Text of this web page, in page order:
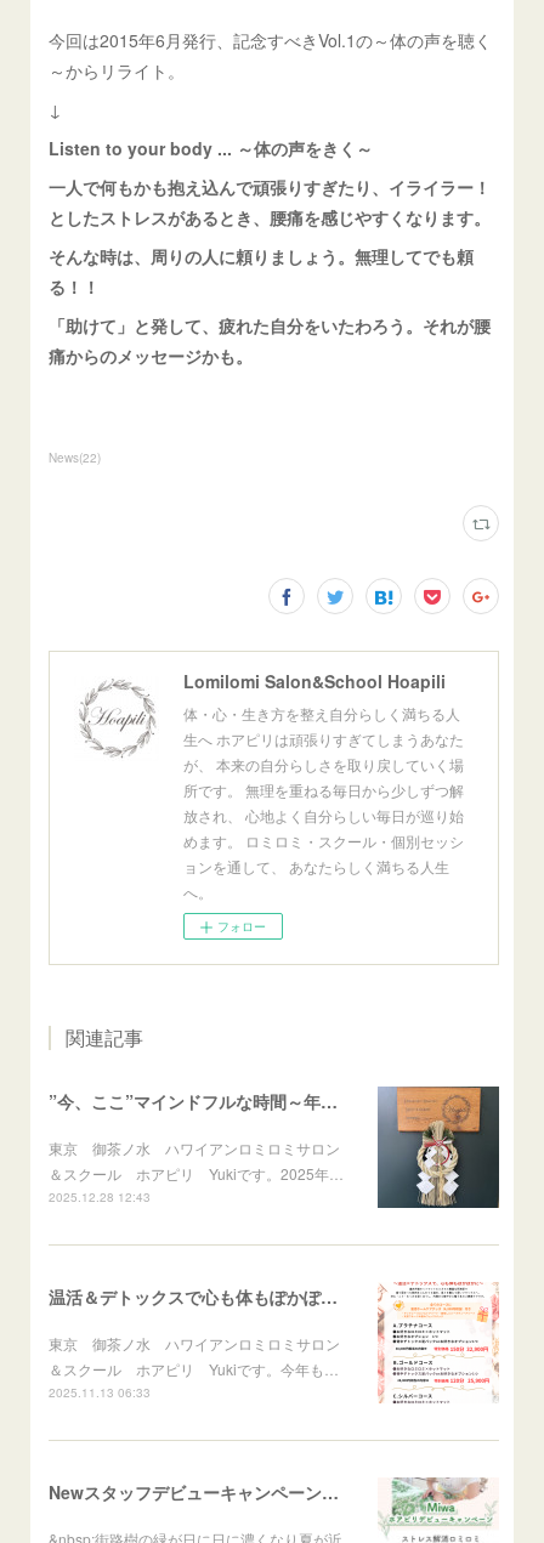
今回は2015年6月発行、記念すべきVol.1の～体の声を聴く
～からリライト。
↓
Listen to your body ... ～体の声をきく～
一人で何もかも抱え込んで頑張りすぎたり、イライラー！
としたストレスがあるとき、腰痛を感じやすくなります。
そんな時は、周りの人に頼りましょう。無理してでも頼
る！！
「助けて」と発して、疲れた自分をいたわろう。それが腰
痛からのメッセージかも。
News(22)
Lomilomi Salon&School Hoapili
体・心・生き方を整え自分らしく満ちる人
生へ ホアピリは頑張りすぎてしまうあなた
が、 本来の自分らしさを取り戻していく場
所です。 無理を重ねる毎日から少しずつ解
放され、 心地よく自分らしい毎日が巡り始
めます。 ロミロミ・スクール・個別セッシ
ョンを通して、 あなたらしく満ちる人生
へ。
フォロー
関連記事
”今、ここ”マインドフルな時間～年末のご挨拶～
東京 御茶ノ水 ハワイアンロミロミサロン
＆スクール ホアピリ Yukiです。2025年…
2025.12.28 12:43
温活＆デトックスで心も体もぽかぽかに♪冬のスペシャルメニュー
東京 御茶ノ水 ハワイアンロミロミサロン
＆スクール ホアピリ Yukiです。今年も…
2025.11.13 06:33
Newスタッフデビューキャンペーンはじまります！
&nbsp;街路樹の緑が日に日に濃くなり夏が近